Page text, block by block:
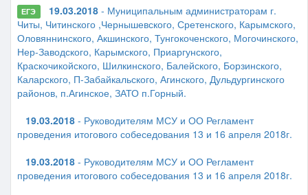
ЕГЭ 19.03.2018- Муниципальным администраторам г.
Читы, Читинского ,Чернышевского, Сретенского, Карымского,
Оловяннинского, Акшинского, Тунгокоченского, Могочинского,
Нер-Заводского, Карымского, Приаргунского,
Краскочикойского, Шилкинского, Балейского, Борзинского,
Каларского, П-Забайкальского, Агинского, Дульдургинского
районов, п.Агинское, ЗАТО п.Горный.
19.03.2018 - Руководителям МСУ и ОО Регламент
проведения итогового собеседования 13 и 16 апреля 2018г.
19.03.2018 - Руководителям МСУ и ОО Регламент
проведения итогового собеседования 13 и 16 апреля 2018г.